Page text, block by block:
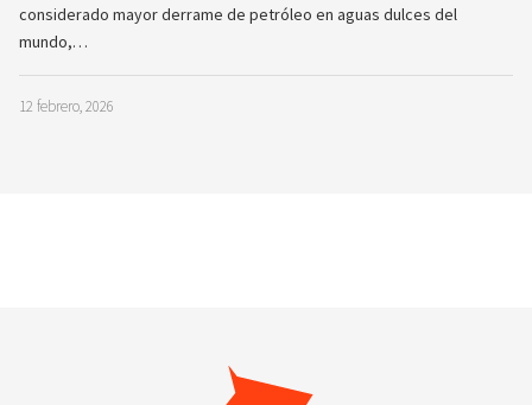
considerado mayor derrame de petróleo en aguas dulces del
mundo,…
12 febrero, 2026